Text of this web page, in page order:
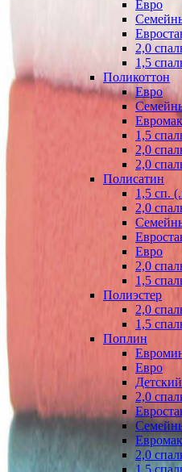
Евро
2,0
1,5
Поликоттон
Евро
1,5
2,0
2,0
Полисатин
1,5 сп.
2,0
Евро
2,0
1,5
Полиэстер
2,0
1,5
Поплин
Евро
2,0
2,0